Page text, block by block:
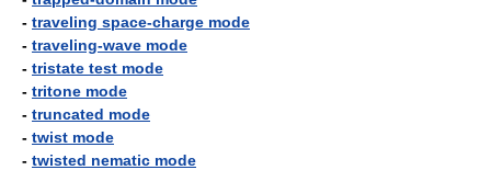
- traveling space-charge mode
- traveling-wave mode
- tristate test mode
- tritone mode
- truncated mode
- twist mode
- twisted nematic mode